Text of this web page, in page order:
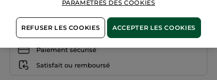
Paiement sécurisé
Satisfait ou remboursé
PARAMÈTRES DES COOKIES
REFUSER LES COOKIES ACCEPTER LES COOKIES